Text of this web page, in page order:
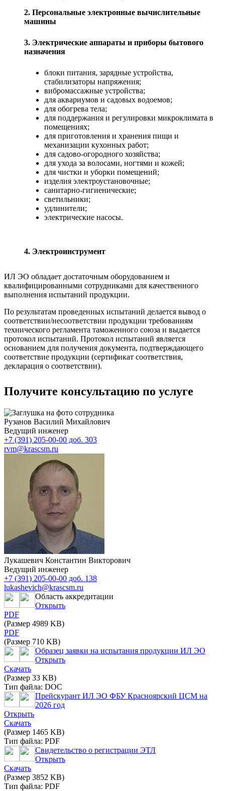
2. Персональные электронные вычислительные
машины
3. Электрические аппараты и приборы бытового
назначения
блоки питания, зарядные устройства,
стабилизаторы напряжения;
вибромассажные устройства;
для аквариумов и садовых водоемов;
для обогрева тела;
для поддержания и регулировки микроклимата в
помещениях;
для приготовления и хранения пищи и
механизации кухонных работ;
для садово-огородного хозяйства;
для ухода за волосами, ногтями и кожей;
для чистки и уборки помещений;
изделия электроустановочные;
санитарно-гигиенические;
светильники;
удлинители;
электрические насосы.
4. Электроинструмент
ИЛ ЭО обладает достаточным оборудованием и
квалифицированными сотрудниками для качественного
выполнения испытаний продукции.
По результатам проведенных испытаний делается вывод о
соответствии/несоответствии продукции требованиям
технического регламента таможенного союза и выдается
протокол испытаний. Протокол испытаний является
основанием для получения документа, подтверждающего
соответствие продукции (сертификат соответствия,
декларация о соответствии).
Получите консультацию по услуге
Рузанов Василий Михайлович
Ведущий инженер
+7 (391) 205-00-00 доб. 303
rvm@krascsm.ru
Лукашевич Константин Викторович
Ведущий инженер
+7 (391) 205-00-00 доб. 138
lukashevich@krascsm.ru
Область аккредитации
Открыть
PDF
(Размер 4989 KB)
PDF
(Размер 710 KB)
Образец заявки на испытания продукции ИЛ ЭО
Открыть
Скачать
(Размер 33 KB)
Тип файла: DOC
Прейскурант ИЛ ЭО ФБУ Красноярский ЦСМ на
2026 год
Открыть
Скачать
(Размер 1465 KB)
Тип файла: PDF
Свидетельство о регистрации ЭТЛ
Открыть
Скачать
(Размер 3852 KB)
Тип файла: PDF